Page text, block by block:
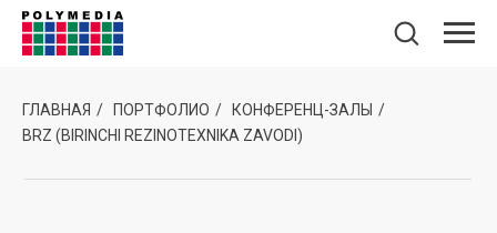
ГЛАВНАЯ / ПОРТФОЛИО / КОНФЕРЕНЦ-ЗАЛЫ /
BRZ (BIRINCHI REZINOTEXNIKA ZAVODI)